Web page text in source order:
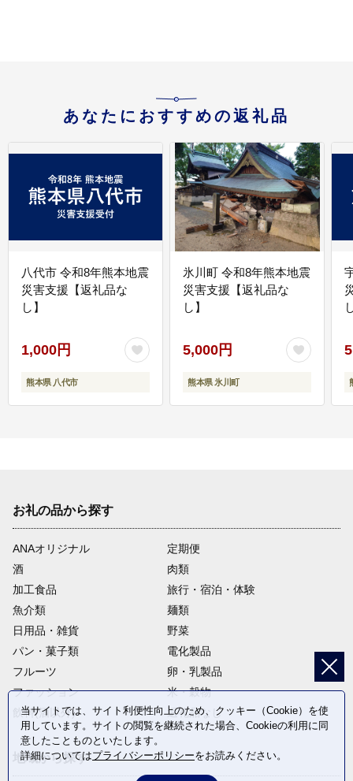
あなたにおすすめの返礼品
八代市 令和8年熊本地震
災害支援【返礼品な
し】
1,000円
熊本県 八代市
氷川町 令和8年熊本地震
災害支援【返礼品な
し】
5,000円
熊本県 氷川町
お礼の品から探す
ANAオリジナル
定期便
酒
肉類
加工食品
旅行・宿泊・体験
魚介類
麺類
日用品・雑貨
野菜
パン・菓子類
電化製品
フルーツ
卵・乳製品
ファッション
米・穀物
飲料(酒以外)
返礼品なし
地域から探す
当サイトでは、サイト利便性向上のため、クッキー（Cookie）を使
用しています。サイトの閲覧を継続された場合、Cookieの利用に同
意したことものといたします。
詳細についてはプライバシーポリシーをお読みください。